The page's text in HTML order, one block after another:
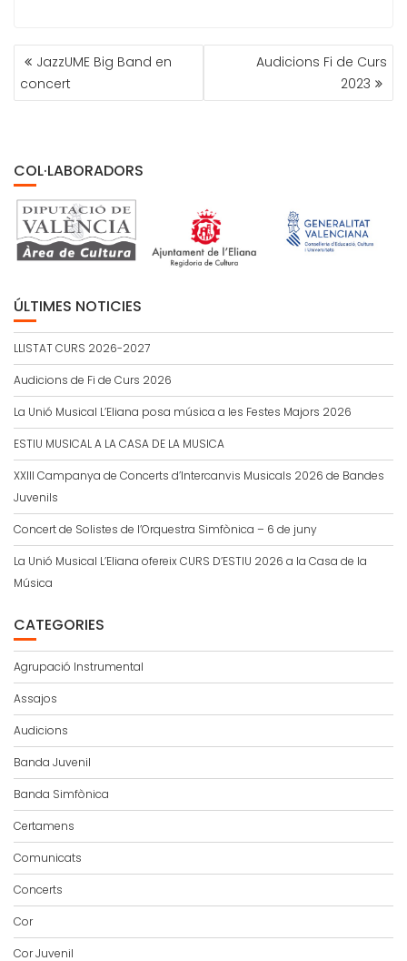
NAVEGACIÓN
DE
ENTRADAS
JazzUME Big Band en
concert
Audicions Fi de Curs
2023
COL·LABORADORS
ÚLTIMES NOTICIES
LLISTAT CURS 2026-2027
Audicions de Fi de Curs 2026
La Unió Musical L’Eliana posa música a les Festes Majors 2026
ESTIU MUSICAL A LA CASA DE LA MUSICA
XXIII Campanya de Concerts d’Intercanvis Musicals 2026 de Bandes
Juvenils
Concert de Solistes de l’Orquestra Simfònica – 6 de juny
La Unió Musical L’Eliana ofereix CURS D’ESTIU 2026 a la Casa de la
Música
CATEGORIES
Agrupació Instrumental
Assajos
Audicions
Banda Juvenil
Banda Simfònica
Certamens
Comunicats
Concerts
Cor
Cor Juvenil